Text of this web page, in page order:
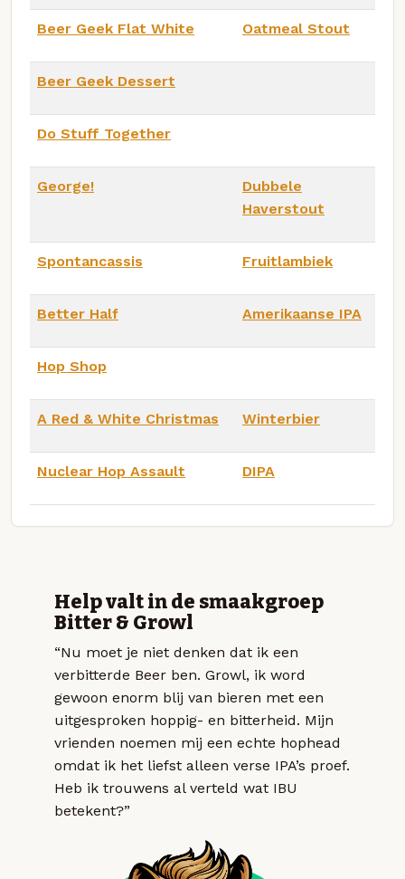
Beer Geek Flat White Oatmeal Stout
Beer Geek Dessert
Do Stuff Together
George!
Dubbele
Haverstout
Spontancassis Fruitlambiek
Better Half Amerikaanse IPA
Hop Shop
A Red & White Christmas Winterbier
Nuclear Hop Assault DIPA
Help valt in de smaakgroep
Bitter & Growl
“Nu moet je niet denken dat ik een
verbitterde Beer ben. Growl, ik word
gewoon enorm blij van bieren met een
uitgesproken hoppig- en bitterheid. Mijn
vrienden noemen mij een echte hophead
omdat ik het liefst alleen verse IPA’s proef.
Heb ik trouwens al verteld wat IBU
betekent?”